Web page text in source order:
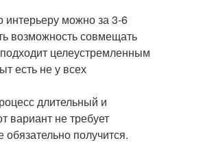
интерьеру можно за 3-6
возможность совмещать
целеустремленным
есть не у всех
длительный и
вариант не требует
получится.